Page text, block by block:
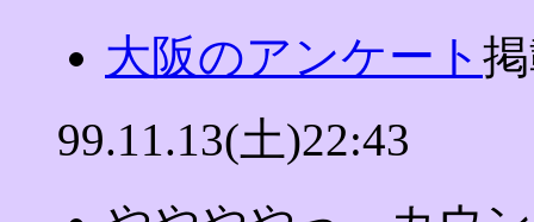
大阪のアンケート
99.11.13(土)22:43